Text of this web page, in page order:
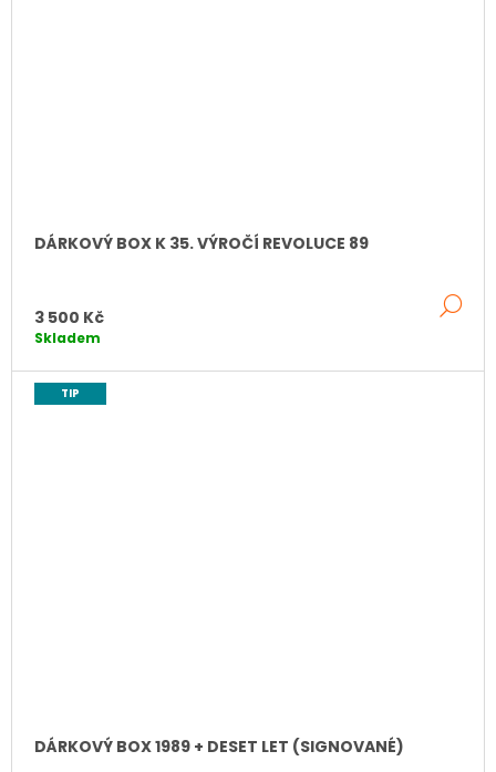
DÁRKOVÝ BOX K 35. VÝROČÍ REVOLUCE 89
3 500 Kč
Skladem
TIP
DÁRKOVÝ BOX 1989 + DESET LET (SIGNOVANÉ)